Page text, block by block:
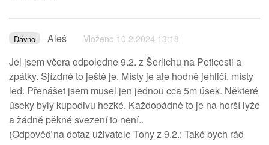
Dávno Aleš Vloženo 10.2.2024 13:18
Jel jsem včera odpoledne 9.2. z Šerlichu na Peticesti a
zpátky. Sjízdné to ještě je. Místy je ale hodně jehličí, místy
led. Přenášet jsem musel jen jednou cca 5m úsek. Některé
úseky byly kupodivu hezké. Každopádně to je na horší lyže
a žádné pěkné svezení to není..
(Odpověď na dotaz uživatele Tony z 9.2.: Také bych rád